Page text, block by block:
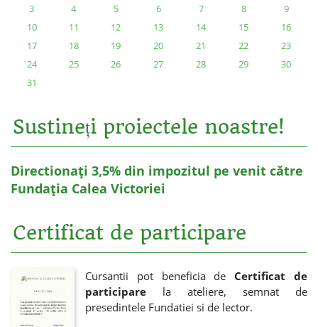
3
4 5 6 7 8
9
10
11 12 13 14 15
16
17
18 19 20 21 22
23
24
25 26 27 28 29
30
31
Sustineți proiectele noastre!
Directionați 3,5% din impozitul pe venit către
Fundația Calea Victoriei
Certificat de participare
Cursantii pot beneficia de Certificat de
participare la ateliere, semnat de
presedintele Fundatiei si de lector.